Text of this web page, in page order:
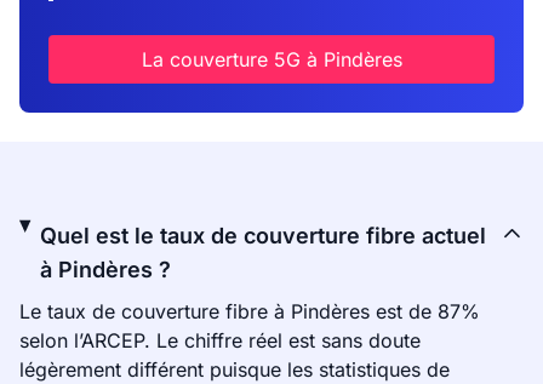
La couverture 5G à Pindères
Quel est le taux de couverture fibre actuel
à Pindères ?
Le taux de couverture fibre à Pindères est de 87%
selon l’ARCEP. Le chiffre réel est sans doute
légèrement différent puisque les statistiques de